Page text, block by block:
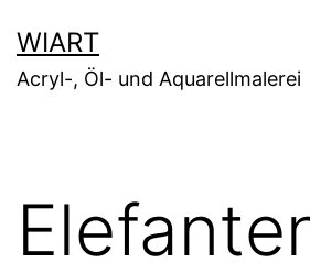
Inhalt
springen
WIART
Acryl-, Öl- und Aquarellmalerei